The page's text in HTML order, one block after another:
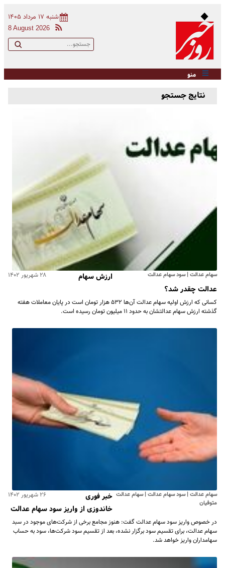
شنبه ۱۷ مرداد ۱۴۰۵
8 August 2026
منو
نتایج جستجو
سهام عدالت | سود سهام عدالت ۲۸ شهریور ۱۴۰۲
ارزش سهام
عدالت چقدر شد؟
کسانی که ارزش اولیه سهام عدالت آن‌ها ۵۳۲ هزار تومان است در پایان معاملات هفته
گذشته ارزش سهام عدالتشان به حدود ۱۱ میلیون تومان رسیده است.
سهام عدالت | سود سهام عدالت | سهام عدالت
متوفیان
۲۶ شهریور ۱۴۰۲
خبر فوری
خاندوزی از واریز سود سهام عدالت
در خصوص واریز سود سهام عدالت گفت: هنوز مجامع برخی از شرکت‌های موجود در سبد
سهام عدالت، برای تقسیم سود برگزار نشده، بعد از تقسیم سود شرکت‌ها، سود به حساب
سهامداران واریز خواهد شد.